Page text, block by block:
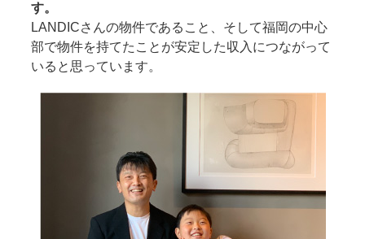
す。
LANDICさんの物件であること、そして福岡の中心
部で物件を持てたことが安定した収入につながって
いると思っています。